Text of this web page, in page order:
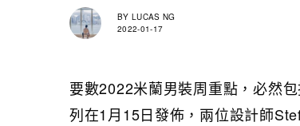
BY LUCAS NG
2022-01-17
要數2022米蘭男裝周重點，必然
列在1月15日發佈，兩位設計師